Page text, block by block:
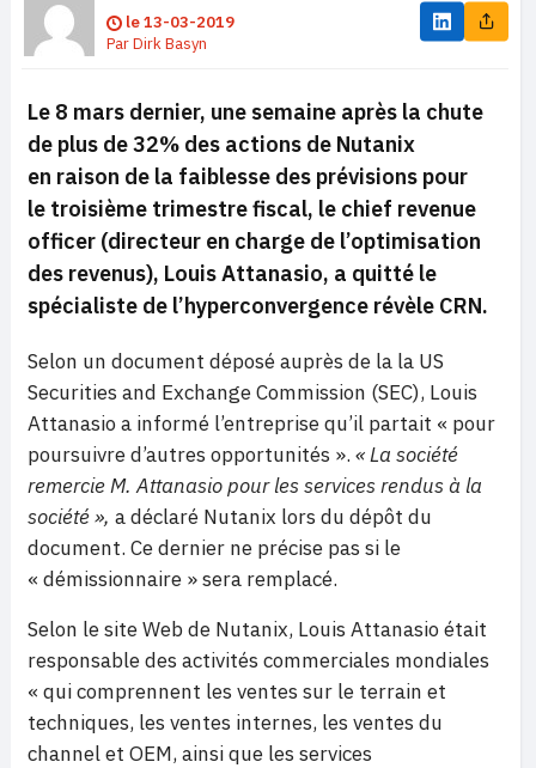
le13-03-2019
ParDirk Basyn
Le 8 mars dernier, une semaine après la chute
de plus de 32% des actions de Nutanix
en raison de la faiblesse des prévisions pour
le troisième trimestre fiscal, le chief revenue
officer (directeur en charge de l’optimisation
des revenus), Louis Attanasio, a quitté le
spécialiste de l’hyperconvergence révèle CRN.
Selon un document déposé auprès de la la US
Securities and Exchange Commission (SEC), Louis
Attanasio a informé l’entreprise qu’il partait « pour
poursuivre d’autres opportunités ». « La société
remercie M. Attanasio pour les services rendus à la
société », a déclaré Nutanix lors du dépôt du
document. Ce dernier ne précise pas si le
« démissionnaire » sera remplacé.
Selon le site Web de Nutanix, Louis Attanasio était
responsable des activités commerciales mondiales
« qui comprennent les ventes sur le terrain et
techniques, les ventes internes, les ventes du
channel et OEM, ainsi que les services